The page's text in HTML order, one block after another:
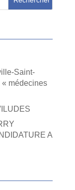
Saint-
médecines
A